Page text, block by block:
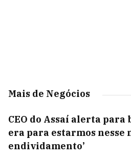
Mais de Negócios
CEO do Assaí alerta para
era para estarmos nesse
endividamento’